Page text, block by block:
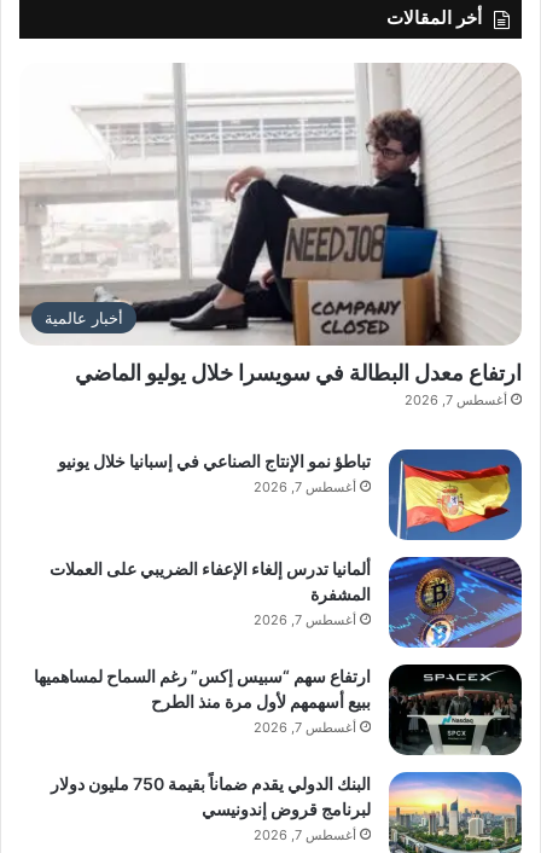
أخر المقالات
أخبار عالمية
ارتفاع معدل البطالة في سويسرا خلال يوليو الماضي
أغسطس 7, 2026
تباطؤ نمو الإنتاج الصناعي في إسبانيا خلال يونيو
أغسطس 7, 2026
ألمانيا تدرس إلغاء الإعفاء الضريبي على العملات
المشفرة
أغسطس 7, 2026
ارتفاع سهم “سبيس إكس” رغم السماح لمساهميها
ببيع أسهمهم لأول مرة منذ الطرح
أغسطس 7, 2026
البنك الدولي يقدم ضماناً بقيمة 750 مليون دولار
لبرنامج قروض إندونيسي
أغسطس 7, 2026